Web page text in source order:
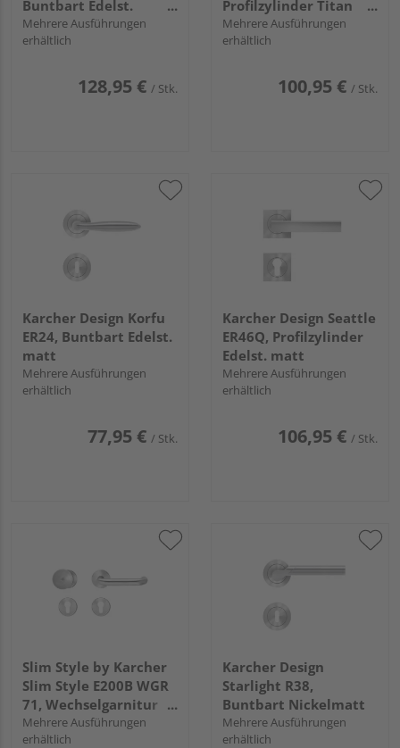
Buntbart Edelst.
poliert
Mehrere Ausführungen
erhältlich
128,95 € / Stk.
Profilzylinder Titan
Grau
Mehrere Ausführungen
erhältlich
100,95 € / Stk.
Karcher Design Korfu
ER24, Buntbart Edelst.
matt
Mehrere Ausführungen
erhältlich
77,95 € / Stk.
Karcher Design Seattle
ER46Q, Profilzylinder
Edelst. matt
Mehrere Ausführungen
erhältlich
106,95 € / Stk.
Slim Style by Karcher
Slim Style E200B WGR
71, Wechselgarnitur
rechts Edelst. matt
Mehrere Ausführungen
erhältlich
Karcher Design
Starlight R38,
Buntbart Nickelmatt
Mehrere Ausführungen
erhältlich